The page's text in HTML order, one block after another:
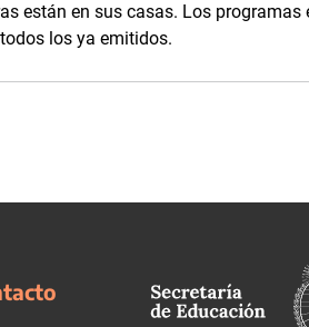
están en sus casas. Los
los ya emitidos.